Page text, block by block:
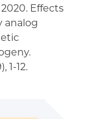
2020. Effects
analog
1-12.